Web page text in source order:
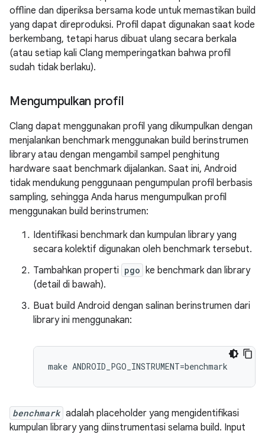
offline dan diperiksa bersama kode untuk memastikan build
yang dapat direproduksi. Profil dapat digunakan saat kode
berkembang, tetapi harus dibuat ulang secara berkala
(atau setiap kali Clang memperingatkan bahwa profil
sudah tidak berlaku).
Mengumpulkan profil
Clang dapat menggunakan profil yang dikumpulkan dengan
menjalankan benchmark menggunakan build berinstrumen
library atau dengan mengambil sampel penghitung
hardware saat benchmark dijalankan. Saat ini, Android
tidak mendukung penggunaan pengumpulan profil berbasis
sampling, sehingga Anda harus mengumpulkan profil
menggunakan build berinstrumen:
Identifikasi benchmark dan kumpulan library yang
secara kolektif digunakan oleh benchmark tersebut.
Tambahkan properti pgo ke benchmark dan library
(detail di bawah).
Buat build Android dengan salinan berinstrumen dari
library ini menggunakan:
make ANDROID_PGO_INSTRUMENT=benchmark
benchmark adalah placeholder yang mengidentifikasi
kumpulan library yang diinstrumentasi selama build. Input